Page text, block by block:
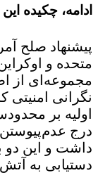
ادامه، چکیده
پیشنهاد صلح
متحده و
مجموعه‌ای از
نگرانی امنیتی
اولیه بر
درج عدم‌پیوستن
داشت و این دو
دستیابی به